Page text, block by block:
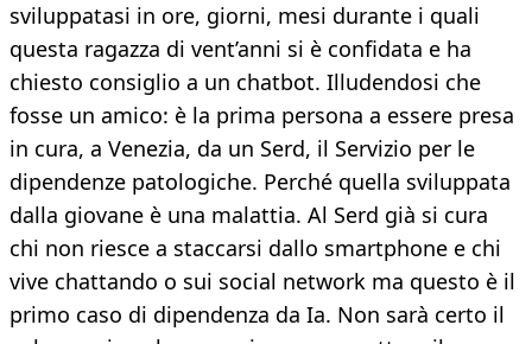
sviluppatasi in ore, giorni, mesi durante i quali
questa ragazza di vent’anni si è confidata e ha
chiesto consiglio a un chatbot. Illudendosi che
fosse un amico: è la prima persona a essere presa
in cura, a Venezia, da un Serd, il Servizio per le
dipendenze patologiche. Perché quella sviluppata
dalla giovane è una malattia. Al Serd già si cura
chi non riesce a staccarsi dallo smartphone e chi
vive chattando o sui social network ma questo è il
primo caso di dipendenza da Ia. Non sarà certo il